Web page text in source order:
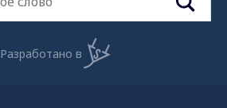
Разработано в